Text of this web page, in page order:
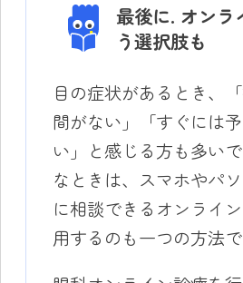
最後に. オンラ
う選択肢も
目の症状があるとき、
間がない」「すぐには
い」と感じる方も多い
なときは、スマホやパ
に相談できるオンライ
用するのも一つの方法で